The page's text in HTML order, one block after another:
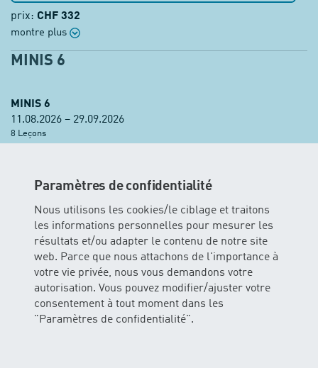
Paramètres de confidentialité
Nous utilisons les cookies/le ciblage et traitons
les informations personnelles pour mesurer les
résultats et/ou adapter le contenu de notre site
web. Parce que nous attachons de l'importance à
votre vie privée, nous vous demandons votre
autorisation. Vous pouvez modifier/ajuster votre
consentement à tout moment dans les
"Paramètres de confidentialité".
prix: CHF 332
montre plus
MINIS 6
MINIS 6
11.08.2026 – 29.09.2026
8 Leçons
Places libres
Réservation de cours
prix:CHF 332
montre plus
MAXIS 1